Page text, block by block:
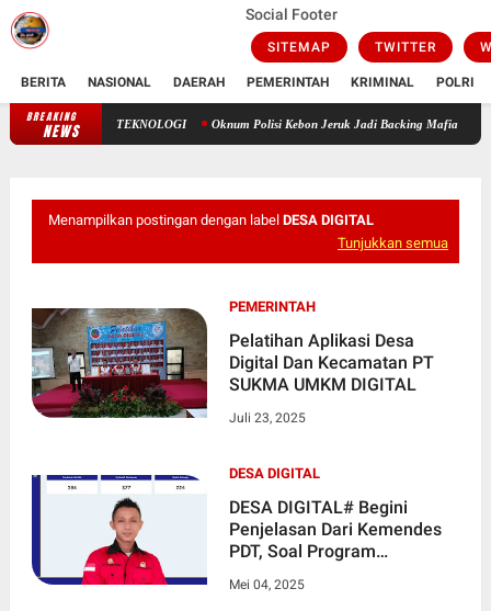
Social Footer
SITEMAP TWITTER
BERITA NASIONAL DAERAH PEMERINTAH KRIMINAL POLRI
BREAKING
NEWS USIA HARAPAN HIDUP: ANTARA TAKDIR ILAHI DAN TEKNOLOGI
Menampilkan postingan dengan label DESA DIGITAL
Tunjukkan semua
PEMERINTAH
Pelatihan Aplikasi Desa
Digital Dan Kecamatan PT
SUKMA UMKM DIGITAL
Juli 23, 2025
DESA DIGITAL
DESA DIGITAL# Begini
Penjelasan Dari Kemendes
PDT, Soal Program
untuk Desa Digital
Mei 04, 2025